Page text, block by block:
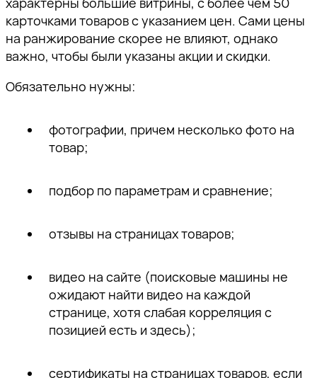
карточками товаров с указанием цен. Сами цены
на ранжирование скорее не влияют, однако
важно, чтобы были указаны акции и скидки.
Обязательно нужны:
фотографии, причем несколько фото на
товар;
подбор по параметрам и сравнение;
отзывы на страницах товаров;
видео на сайте (поисковые машины не
ожидают найти видео на каждой
странице, хотя слабая корреляция с
позицией есть и здесь);
сертификаты на страницах товаров, если
пожалуйста, подтвердите
адрес электронной почты,
перейдя по ссылке внутри
письма.
пожалуйста, подтвердите
адрес электронной почты,
перейдя по ссылке внутри
письма.
а также приглашения на
тематические мероприятия.
пожалуйста, подтвердите
адрес электронной почты,
перейдя по ссылке внутри
письма.